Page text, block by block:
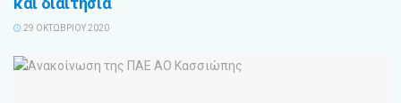
29 ΟΚΤΩΒΡΊΟΥ 2020